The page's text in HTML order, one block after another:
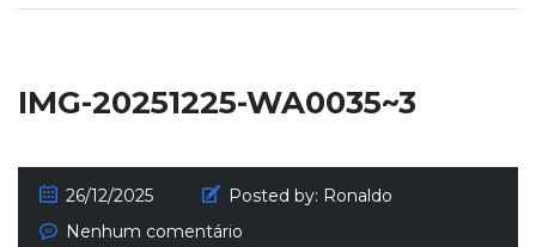
IMG-20251225-WA0035~3
26/12/2025 Posted by: Ronaldo
Nenhum comentário